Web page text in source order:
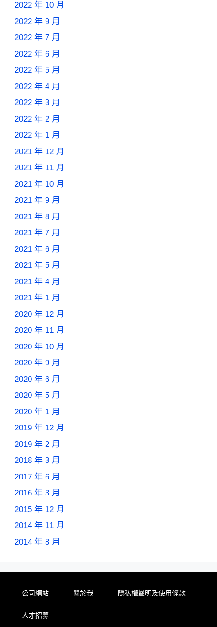
2022 年 10 月
2022 年 9 月
2022 年 7 月
2022 年 6 月
2022 年 5 月
2022 年 4 月
2022 年 3 月
2022 年 2 月
2022 年 1 月
2021 年 12 月
2021 年 11 月
2021 年 10 月
2021 年 9 月
2021 年 8 月
2021 年 7 月
2021 年 6 月
2021 年 5 月
2021 年 4 月
2021 年 1 月
2020 年 12 月
2020 年 11 月
2020 年 10 月
2020 年 9 月
2020 年 6 月
2020 年 5 月
2020 年 1 月
2019 年 12 月
2019 年 2 月
2018 年 3 月
2017 年 6 月
2016 年 3 月
2015 年 12 月
2014 年 11 月
2014 年 8 月
公司網站 關於我 隱私權聲明及使用條款
人才招募